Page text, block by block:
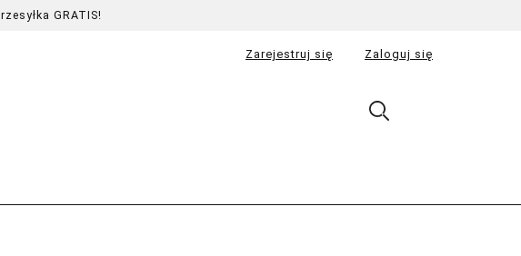
GRATIS!
Zarejestruj się Zaloguj się